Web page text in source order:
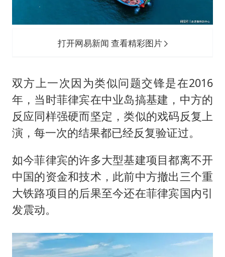
打开网易新闻 查看精彩图片
双方上一次因为类似问题交锋是在2016
年，当时菲律宾在中业岛搞基建，中方的
反应同样强硬而坚定，类似的戏码反复上
演，每一次的结果都已经反复验证过。
如今菲律宾的许多大型基建项目都离不开
中国的资金和技术，此前中方撤出三个重
大铁路项目的后果至今还在菲律宾国内引
发震动。